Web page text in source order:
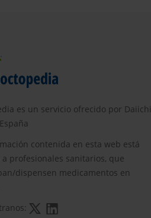
es un servicio ofrecido por Daiichi
contenida en esta web está
profesionales sanitarios, que
dispensen medicamentos en